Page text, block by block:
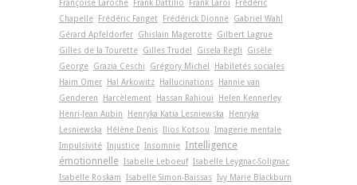
Françoise Laroche Frank Dattilio Frank Laroi
Frédéric
Chapelle Frédéric Fanget Frédérick Dionne Gabriel Wahl
Gérard Apfeldorfer Ghislain Magerotte Gilbert Lagrue
Gilles de la Tourette Gilles Trudel Gisela Regli
Gisèle
George Grazia Ceschi Grégory Michel
Habiletés sociales
Haim Omer Hal Arkowitz Hallucinations Hannie van
Genderen
Harcèlement Hassan Rahioui
Helen Kennerley
Henri-Jean Aubin
Henryka Katia Lesniewska
Henryka
Lesniewska
Hélène Denis Ilios Kotsou Imagerie mentale
Impulsivité Injustice Insomnie Intelligence
émotionnelle Isabelle Leboeuf Isabelle Leygnac-Solignac
Isabelle Roskam Isabelle Simon-Baïssas Ivy Marie Blackburn